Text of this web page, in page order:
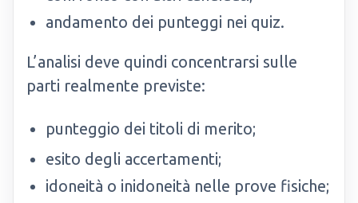
andamento dei punteggi nei quiz.
L’analisi deve quindi concentrarsi sulle
parti realmente previste:
punteggio dei titoli di merito;
esito degli accertamenti;
idoneità o inidoneità nelle prove fisiche;